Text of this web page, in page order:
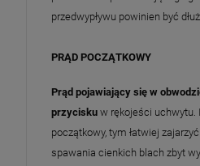
przedwypływu powinien być
PRĄD POCZĄTKOWY
Prąd pojawiający się w
przycisku w rękojeści uchwytu.
początkowy, tym łatwiej
spawania cienkich blach zbyt